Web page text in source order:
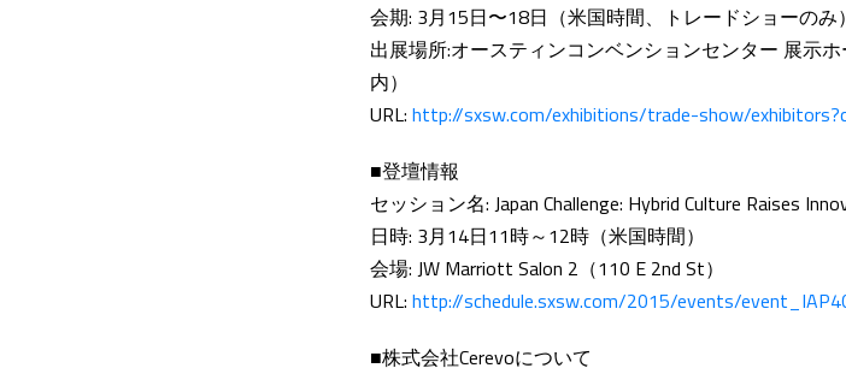
会期: 3月15日〜18日（米国時間、トレードショーのみ）
出展場所:オースティンコンベンションセンター 展示
内）
URL: http://sxsw.com/exhibitions/trade-show/
■登壇情報
セッション名: Japan Challenge: Hybrid Culture Raises
日時: 3月14日11時～12時（米国時間）
会場: JW Marriott Salon 2（110 E 2nd St）
URL: http://schedule.sxsw.com/2015/events/
■株式会社Cerevoについて